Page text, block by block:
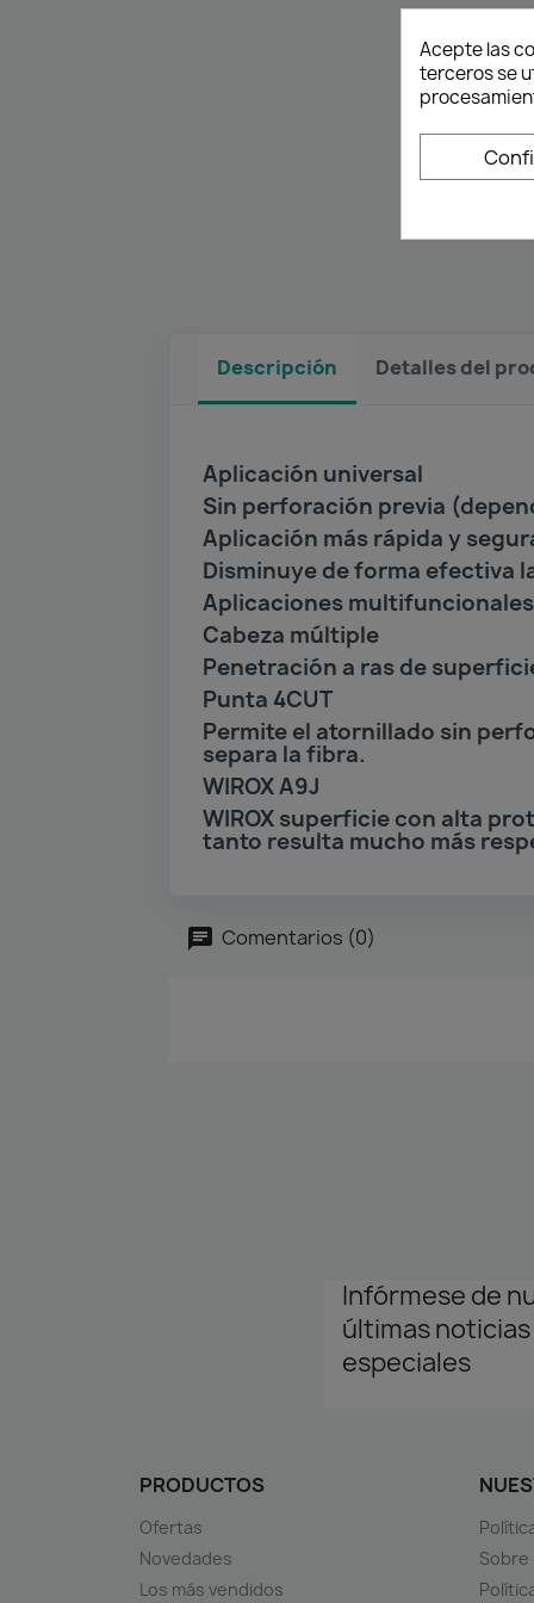
Descripción Detalles del
Aplicación universal
Sin perforación previa
Aplicación más rápida y
Disminuye de forma efectiva
Aplicaciones
Cabeza múltiple
Penetración a ras de
Punta 4CUT
Permite el atornillado sin
separa la fibra.
WIROX A9J
WIROX superficie con alta
tanto resulta mucho más
Comentarios (0)
Infórmese de
últimas
especiales
PRODUCTOS
Ofertas
Novedades
Los más vendidos
Acepte las
terceros se